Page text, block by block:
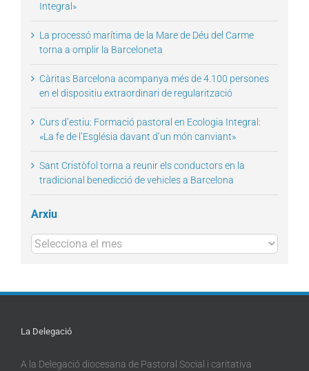
Integral»
La processó marítima de la Mare de Déu del Carme
torna a omplir la Barceloneta
Càritas Barcelona acompanya més de 4.100 persones
en el dispositiu extraordinari de regularització
Curs d’estiu: Formació pastoral en Ecologia Integral:
«La fe de l’Església davant d’un món canviant»
Sant Cristòfol torna a reunir els conductors en la
tradicional benedicció de vehicles a Barcelona
Arxiu
Arxius
La Delegació
A la Delegació diocesana de Pastoral Social i caritativa